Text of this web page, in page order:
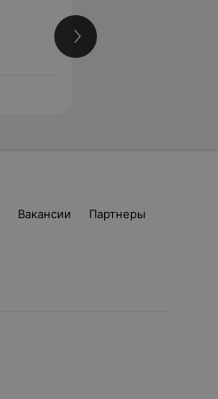
Вакансии
Партнеры